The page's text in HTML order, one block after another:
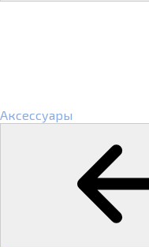
Аксессуары